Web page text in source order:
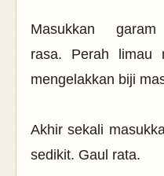
Masukkan
rasa. Perah limau
mengelakkan biji
Akhir sekali
sedikit. Gaul rata.